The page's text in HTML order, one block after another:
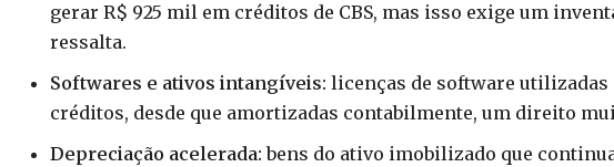
gerar R$ 925 mil em créditos de CBS, mas isso exige um
ressalta.
Softwares e ativos intangíveis: licenças de software
créditos, desde que amortizadas contabilmente, um direito
Depreciação acelerada: bens do ativo imobilizado que